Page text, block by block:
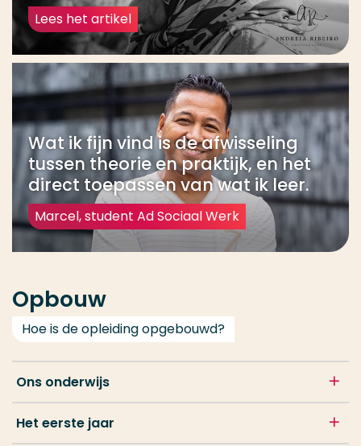
Lees het artikel
Wat ik fijn vind is de afwisseling
tussen theorie en praktijk, en het
direct toepassen van wat ik leer.
Marcel, student Ad Sociaal Werk
Opbouw
Hoe is de opleiding opgebouwd?
Ons onderwijs
Het eerste jaar